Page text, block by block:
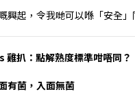
興起，令我哋可以喺「安全
雞扒：點解熟度標準咁唔同？
有菌，入面無菌